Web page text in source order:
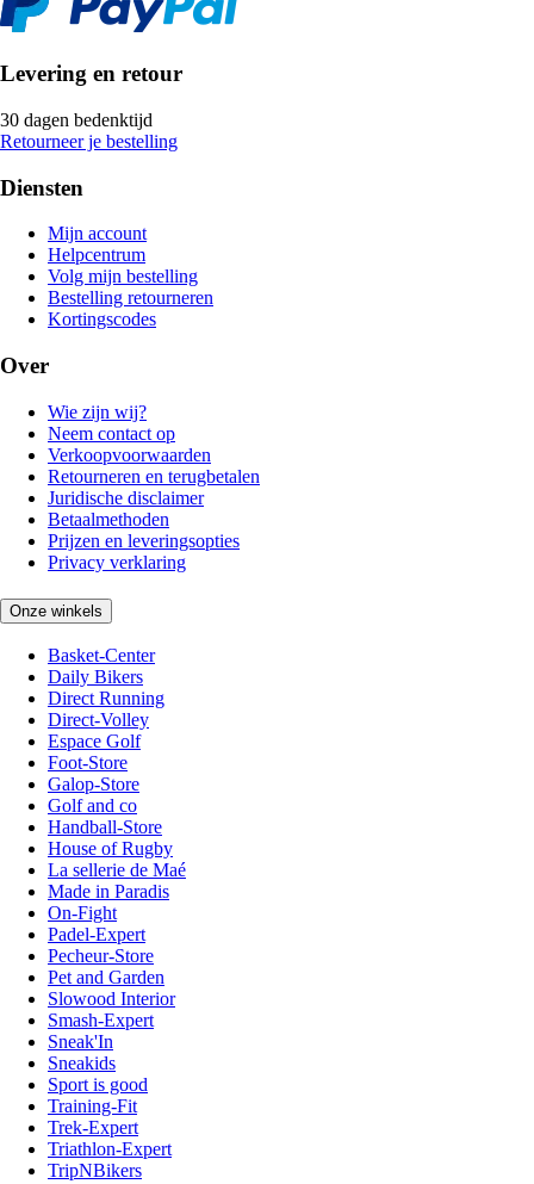
Levering en retour
30 dagen bedenktijd
Retourneer je bestelling
Diensten
Mijn account
Helpcentrum
Volg mijn bestelling
Bestelling retourneren
Kortingscodes
Over
Wie zijn wij?
Neem contact op
Verkoopvoorwaarden
Retourneren en terugbetalen
Juridische disclaimer
Betaalmethoden
Prijzen en leveringsopties
Privacy verklaring
Onze winkels
Basket-Center
Daily Bikers
Direct Running
Direct-Volley
Espace Golf
Foot-Store
Galop-Store
Golf and co
Handball-Store
House of Rugby
La sellerie de Maé
Made in Paradis
On-Fight
Padel-Expert
Pecheur-Store
Pet and Garden
Slowood Interior
Smash-Expert
Sneak'In
Sneakids
Sport is good
Training-Fit
Trek-Expert
Triathlon-Expert
TripNBikers